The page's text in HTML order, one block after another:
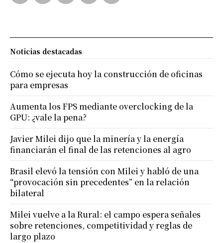
Noticias destacadas
Cómo se ejecuta hoy la construcción de oficinas
para empresas
Aumenta los FPS mediante overclocking de la
GPU: ¿vale la pena?
Javier Milei dijo que la minería y la energía
financiarán el final de las retenciones al agro
Brasil elevó la tensión con Milei y habló de una
“provocación sin precedentes” en la relación
bilateral
Milei vuelve a la Rural: el campo espera señales
sobre retenciones, competitividad y reglas de
largo plazo